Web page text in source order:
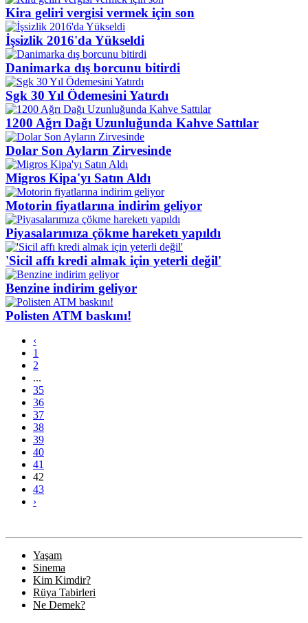
Kira geliri vergisi vermek için son
İşsizlik 2016'da Yükseldi
Danimarka dış borcunu bitirdi
Sgk 30 Yıl Ödemesini Yatırdı
1200 Ağrı Dağı Uzunluğunda Kahve Sattılar
Dolar Son Ayların Zirvesinde
Migros Kipa'yı Satın Aldı
Motorin fiyatlarına indirim geliyor
Piyasalarımıza çökme hareketı yapıldı
'Sicil affı kredi almak için yeterli değil'
Benzine indirim geliyor
Polisten ATM baskını!
‹
1
2
...
35
36
37
38
39
40
41
42
43
›
Yaşam
Sinema
Kim Kimdir?
Rüya Tabirleri
Ne Demek?